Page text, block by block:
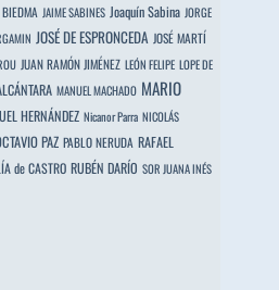
JAIME SABINES Joaquín Sabina JORGE
JOSÉ DE ESPRONCEDA JOSÉ MARTÍ
JUAN RAMÓN JIMÉNEZ LEÓN FELIPE LOPE DE
MANUEL MACHADO MARIO
HERNÁNDEZ Nicanor Parra NICOLÁS
PAZ PABLO NERUDA RAFAEL
de CASTRO RUBÉN DARÍO SOR JUANA INÉS